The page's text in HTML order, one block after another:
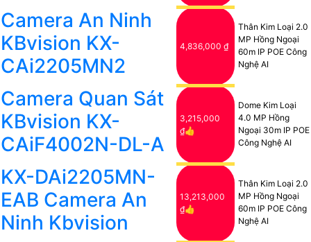
Camera An Ninh
KBvision KX-
CAi2205MN2
4,836,000 ₫
Thân Kim Loại 2.0
MP Hồng Ngoại
60m IP POE Công
Nghệ AI
Camera Quan Sát
KBvision KX-
CAiF4002N-DL-A
3,215,000
₫👍
Dome Kim Loại
4.0 MP Hồng
Ngoại 30m IP POE
Công Nghệ AI
KX-DAi2205MN-
EAB Camera An
Ninh Kbvision
13,213,000
₫👍
Thân Kim Loại 2.0
MP Hồng Ngoại
60m IP POE Công
Nghệ AI